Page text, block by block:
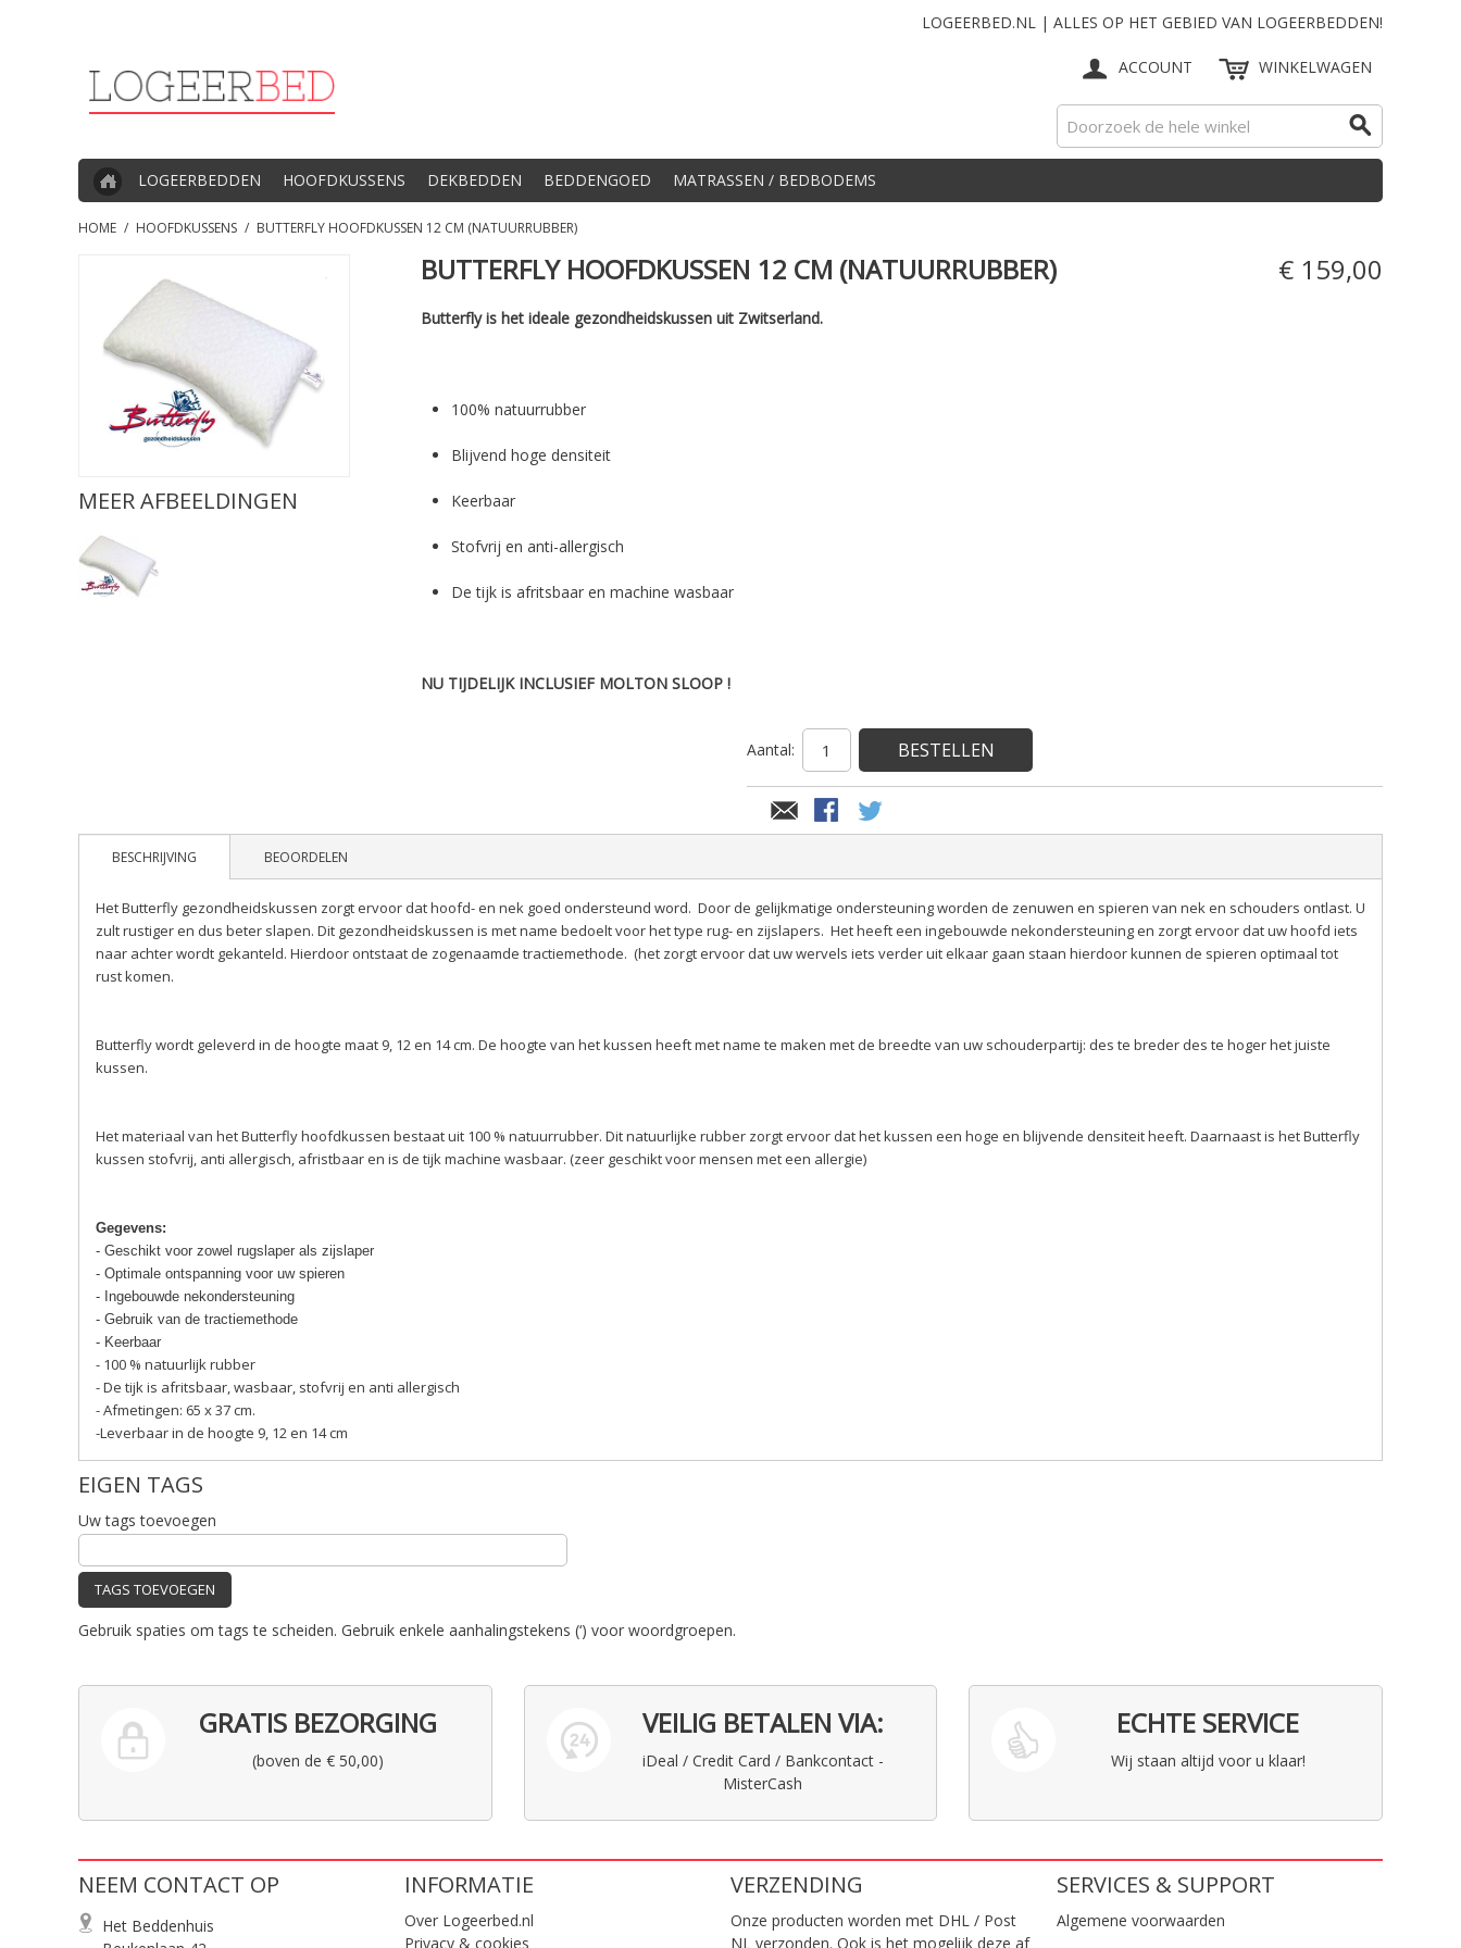
LOGEERBED.NL | ALLES OP HET GEBIED VAN LOGEERBEDDEN!
ACCOUNT WINKELWAGEN
LOGEERBEDDEN HOOFDKUSSENS DEKBEDDEN BEDDENGOED MATRASSEN / BEDBODEMS
HOME / HOOFDKUSSENS / BUTTERFLY HOOFDKUSSEN 12 CM (NATUURRUBBER)
MEER AFBEELDINGEN
BUTTERFLY HOOFDKUSSEN 12 CM (NATUURRUBBER) € 159,00
Butterfly is het ideale gezondheidskussen uit Zwitserland.
100% natuurrubber
Blijvend hoge densiteit
Keerbaar
Stofvrij en anti-allergisch
De tijk is afritsbaar en machine wasbaar
NU TIJDELIJK INCLUSIEF MOLTON SLOOP !
Aantal: BESTELLEN
BESCHRIJVING BEOORDELEN
Het Butterfly gezondheidskussen zorgt ervoor dat hoofd- en nek goed ondersteund word. Door de gelijkmatige ondersteuning worden de zenuwen en spieren van nek en schouders ontlast. U
zult rustiger en dus beter slapen. Dit gezondheidskussen is met name bedoelt voor het type rug- en zijslapers. Het heeft een ingebouwde nekondersteuning en zorgt ervoor dat uw hoofd iets
naar achter wordt gekanteld. Hierdoor ontstaat de zogenaamde tractiemethode. (het zorgt ervoor dat uw wervels iets verder uit elkaar gaan staan hierdoor kunnen de spieren optimaal tot
rust komen.
Butterfly wordt geleverd in de hoogte maat 9, 12 en 14 cm. De hoogte van het kussen heeft met name te maken met de breedte van uw schouderpartij: des te breder des te hoger het juiste
kussen.
Het materiaal van het Butterfly hoofdkussen bestaat uit 100 % natuurrubber. Dit natuurlijke rubber zorgt ervoor dat het kussen een hoge en blijvende densiteit heeft. Daarnaast is het Butterfly
kussen stofvrij, anti allergisch, afristbaar en is de tijk machine wasbaar. (zeer geschikt voor mensen met een allergie)
Gegevens:
- Geschikt voor zowel rugslaper als zijslaper
- Optimale ontspanning voor uw spieren
- Ingebouwde nekondersteuning
- Gebruik van de tractiemethode
- Keerbaar
- 100 % natuurlijk rubber
- De tijk is afritsbaar, wasbaar, stofvrij en anti allergisch
- Afmetingen: 65 x 37 cm.
-Leverbaar in de hoogte 9, 12 en 14 cm
EIGEN TAGS
Uw tags toevoegen
TAGS TOEVOEGEN
Gebruik spaties om tags te scheiden. Gebruik enkele aanhalingstekens (‘) voor woordgroepen.
GRATIS BEZORGING
(boven de € 50,00)
VEILIG BETALEN VIA:
iDeal / Credit Card / Bankcontact -
MisterCash
ECHTE SERVICE
Wij staan altijd voor u klaar!
NEEM CONTACT OP
Het Beddenhuis
INFORMATIE
Over Logeerbed.nl
Privacy & cookies
VERZENDING
Onze producten worden met DHL / Post
NL verzonden. Ook is het mogelijk deze af
SERVICES & SUPPORT
Algemene voorwaarden